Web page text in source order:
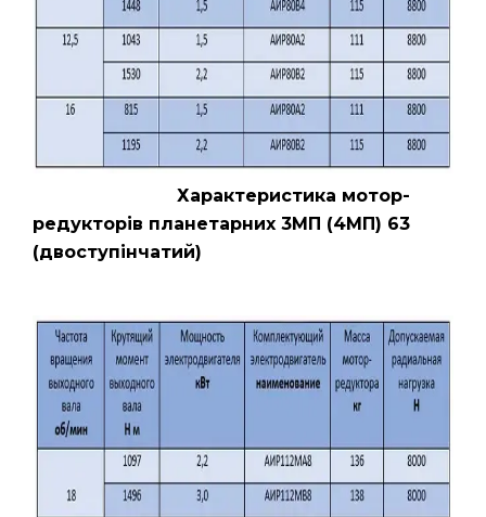
Характеристика мотор-
редукторів планетарних 3МП (4МП) 63
(двоступінчатий)